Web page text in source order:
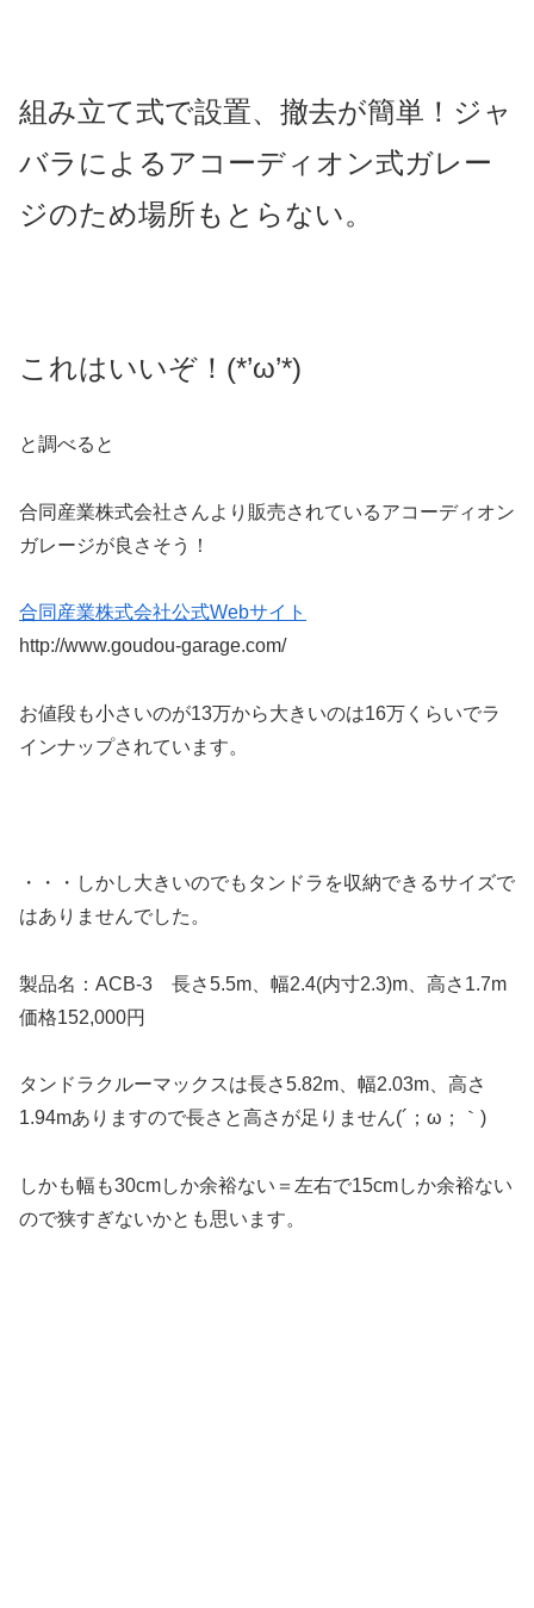
組み立て式で設置、撤去が簡単！ジャ
バラによるアコーディオン式ガレー
ジのため場所もとらない。
これはいいぞ！(*’ω’*)
と調べると
合同産業株式会社さんより販売されているアコーディオン
ガレージが良さそう！
合同産業株式会社公式Webサイト
http://www.goudou-garage.com/
お値段も小さいのが13万から大きいのは16万くらいでラ
インナップされています。
・・・しかし大きいのでもタンドラを収納できるサイズで
はありませんでした。
製品名：ACB-3 長さ5.5m、幅2.4(内寸2.3)m、高さ1.7m
価格152,000円
タンドラクルーマックスは長さ5.82m、幅2.03m、高さ
1.94mありますので長さと高さが足りません(´；ω；｀)
しかも幅も30cmしか余裕ない＝左右で15cmしか余裕ない
ので狭すぎないかとも思います。